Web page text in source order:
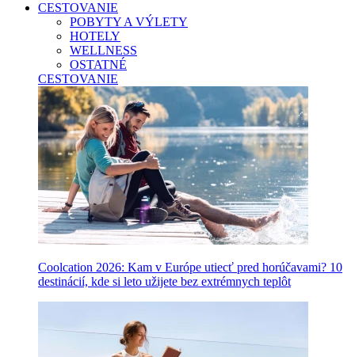
CESTOVANIE
POBYTY A VÝLETY
HOTELY
WELLNESS
OSTATNÉ
CESTOVANIE
Coolcation 2026: Kam v Európe utiecť pred horúčavami? 10
destinácií, kde si leto užijete bez extrémnych teplôt